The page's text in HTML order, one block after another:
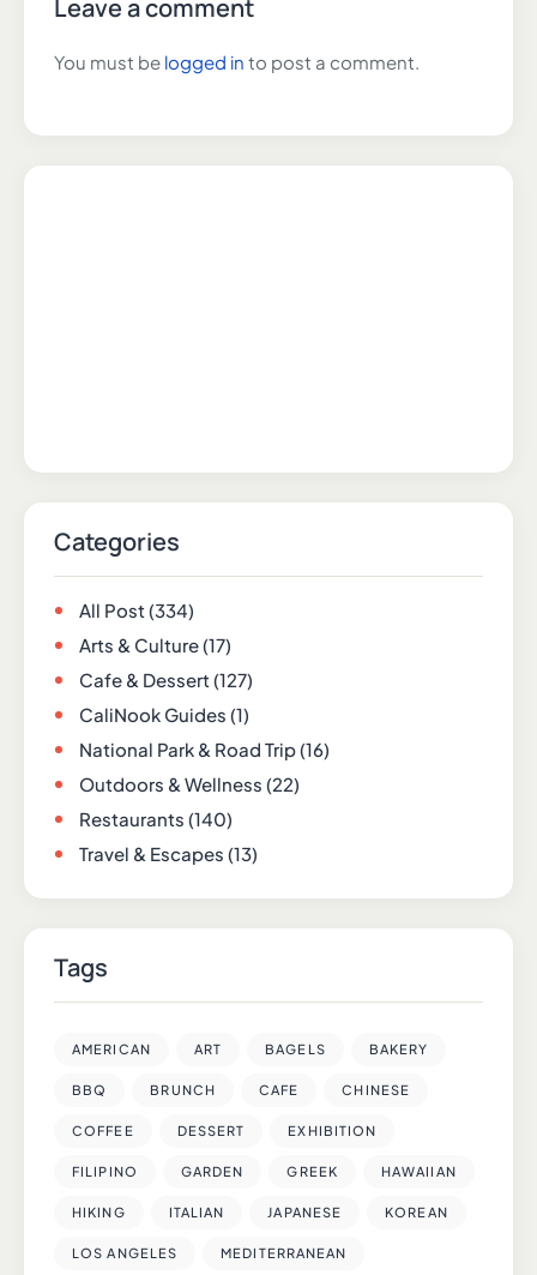
Leave a comment
You must be logged in to post a comment.
Categories
All Post(334)
Arts & Culture(17)
Cafe & Dessert(127)
CaliNook Guides (1)
National Park & Road Trip(16)
Outdoors & Wellness (22)
Restaurants (140)
Travel & Escapes (13)
Tags
AMERICAN ART BAGELS BAKERY
BBQ BRUNCH CAFE CHINESE
COFFEE DESSERT EXHIBITION
FILIPINO GARDEN GREEK HAWAIIAN
HIKING ITALIAN JAPANESE KOREAN
LOS ANGELES MEDITERRANEAN